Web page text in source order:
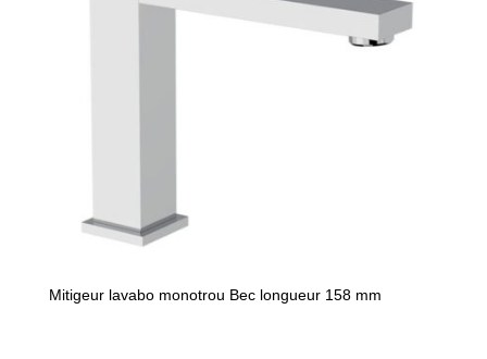
Mitigeur lavabo monotrou Bec longueur 158 mm